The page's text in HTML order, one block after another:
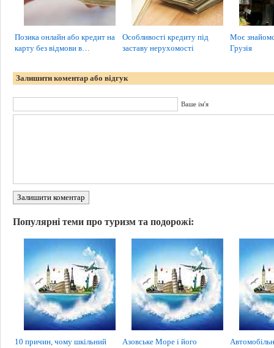
Позика онлайн або кредит на
карту без відмови в…
Особливості кредиту під
заставу нерухомості
Моє
Грузія
Залишити коментар або відгук
Ваше ім'я
Залишити коментар
Популярні теми про туризм та подорожі:
10 причин, чому шкільний Азовське Море і його